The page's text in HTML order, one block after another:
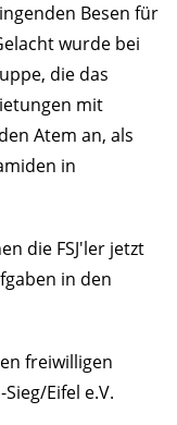
Besen für
wurde bei
die das
mit
Atem an, als
in
die FSJ'ler jetzt
in den
freiwilligen
Eifel e.V.